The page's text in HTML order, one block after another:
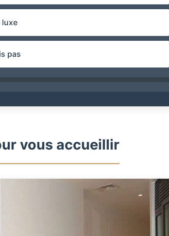
luxe
pas
vous accueillir